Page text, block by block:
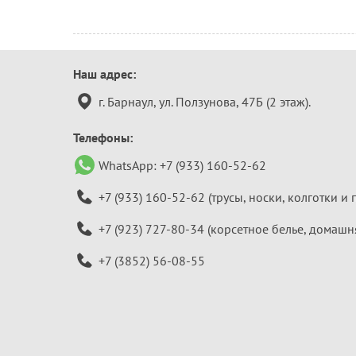
Контактная
информация
Наш адрес:
г. Барнаул, ул. Ползунова, 47Б (2 этаж).
Телефоны:
WhatsApp: +7 (933) 160-52-62
+7 (933) 160-52-62 (трусы, носки, колготки и
+7 (923) 727-80-34 (корсетное белье,
+7 (3852) 56-08-55